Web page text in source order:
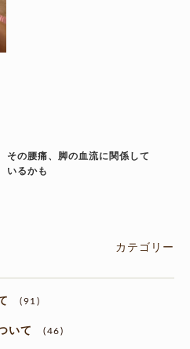
その腰痛、脚の血流に関係して
いるかも
カテゴリー
(91)
いて (46)